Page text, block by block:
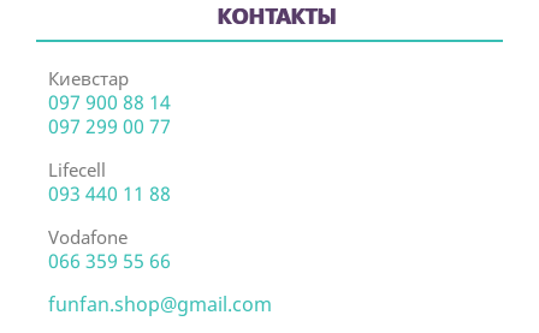
КОНТАКТЫ
Киевстар
097 900 88 14
097 299 00 77
Lifecell
093 440 11 88
Vodafone
066 359 55 66
funfan.shop@gmail.com